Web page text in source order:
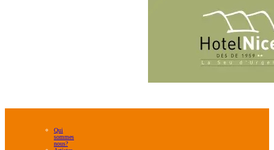
Qui
sommes
nous?